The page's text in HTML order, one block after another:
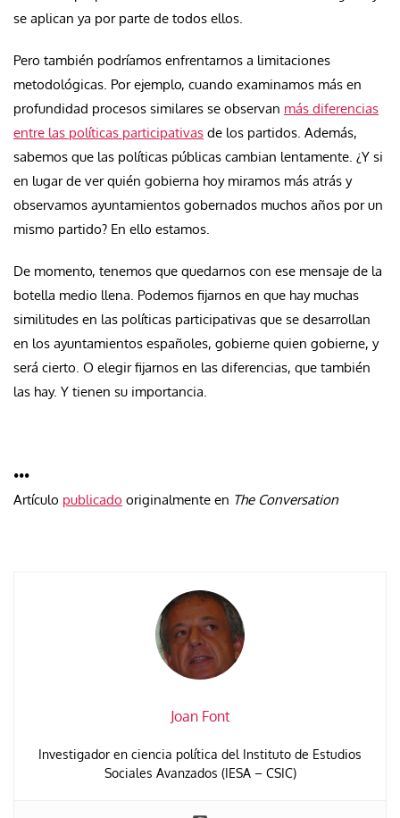
se aplican ya por parte de todos ellos.
Pero también podríamos enfrentarnos a limitaciones
metodológicas. Por ejemplo, cuando examinamos más en
profundidad procesos similares se observan más diferencias
entre las políticas participativas de los partidos. Además,
sabemos que las políticas públicas cambian lentamente. ¿Y si
en lugar de ver quién gobierna hoy miramos más atrás y
observamos ayuntamientos gobernados muchos años por un
mismo partido? En ello estamos.
De momento, tenemos que quedarnos con ese mensaje de la
botella medio llena. Podemos fijarnos en que hay muchas
similitudes en las políticas participativas que se desarrollan
en los ayuntamientos españoles, gobierne quien gobierne, y
será cierto. O elegir fijarnos en las diferencias, que también
las hay. Y tienen su importancia.
•••
Artículo publicado originalmente en The Conversation
Joan Font
Investigador en ciencia política del Instituto de Estudios
Sociales Avanzados (IESA – CSIC)